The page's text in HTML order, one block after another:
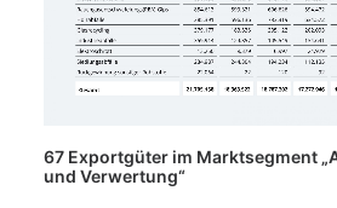
67 Exportgüter im Marktsegment
und Verwertung“